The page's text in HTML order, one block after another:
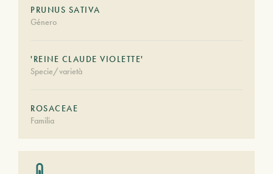
PRUNUS SATIVA
Género
'REINE CLAUDE VIOLETTE'
Specie/varietà
ROSACEAE
Familia